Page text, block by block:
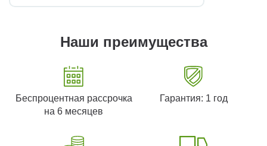
Наши преимущества
Беспроцентная рассрочка
на 6 месяцев
Гарантия: 1 год